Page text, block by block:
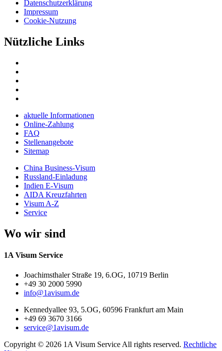
Datenschutzerklärung
Impressum
Cookie-Nutzung
Nützliche Links
aktuelle Informationen
Online-Zahlung
FAQ
Stellenangebote
Sitemap
China Business-Visum
Russland-Einladung
Indien E-Visum
AIDA Kreuzfahrten
Visum A-Z
Service
Wo wir sind
1A Visum Service
Joachimsthaler Straße 19, 6.OG, 10719 Berlin
+49 30 2000 5990
info@1avisum.de
Kennedyallee 93, 5.OG, 60596 Frankfurt am Main
+49 69 3670 3166
service@1avisum.de
Copyright © 2026 1A Visum Service All rights reserved. Rechtliche